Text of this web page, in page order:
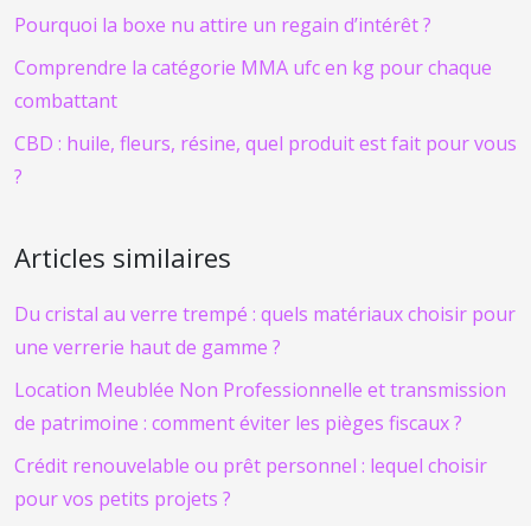
Pourquoi la boxe nu attire un regain d’intérêt ?
Comprendre la catégorie MMA ufc en kg pour chaque
combattant
CBD : huile, fleurs, résine, quel produit est fait pour vous
?
Articles similaires
Du cristal au verre trempé : quels matériaux choisir pour
une verrerie haut de gamme ?
Location Meublée Non Professionnelle et transmission
de patrimoine : comment éviter les pièges fiscaux ?
Crédit renouvelable ou prêt personnel : lequel choisir
pour vos petits projets ?